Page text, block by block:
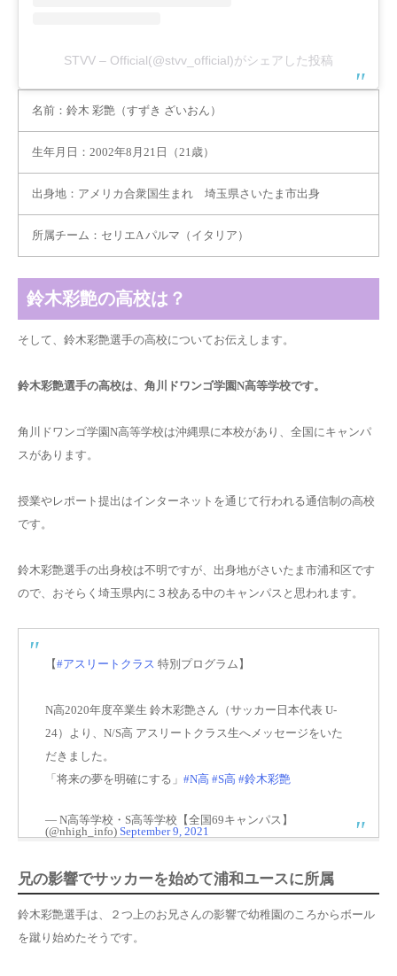
STVV – Official(@stvv_official)がシェアした投稿
名前：鈴木 彩艶（すずき ざいおん）
生年月日：2002年8月21日（21歳）
出身地：アメリカ合衆国生まれ 埼玉県さいたま市出身
所属チーム：セリエA パルマ（イタリア）
鈴木彩艶の高校は？
そして、鈴木彩艶選手の高校についてお伝えします。
鈴木彩艶選手の高校は、角川ドワンゴ学園N高等学校です。
角川ドワンゴ学園N高等学校は沖縄県に本校があり、全国にキャンパ
スがあります。
授業やレポート提出はインターネットを通じて行われる通信制の高校
です。
鈴木彩艶選手の出身校は不明ですが、 出身地がさいたま市浦和区です
ので、おそらく埼玉県内に３校ある中のキャンパスと思われます。
【#アスリートクラス 特別プログラム】
N高2020年度卒業生 鈴木彩艶さん（サッカー日本代表 U-
24）より、N/S高 アスリートクラス生へメッセージをいた
だきました。
「将来の夢を明確にする」 #N高 #S高 #鈴木彩艶
— N高等学校・S高等学校【全国69キャンパス】
(@nhigh_info) September 9, 2021
兄の影響でサッカーを始めて浦和ユースに所属
鈴木彩艶選手は、２つ上のお兄さんの影響で幼稚園のころからボール
を蹴り始めたそうです。